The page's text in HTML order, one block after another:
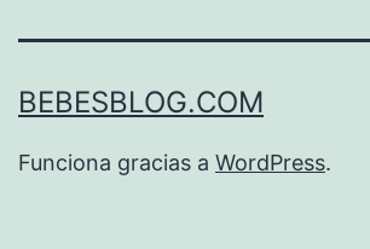
BEBESBLOG.COM
Funciona gracias a WordPress.